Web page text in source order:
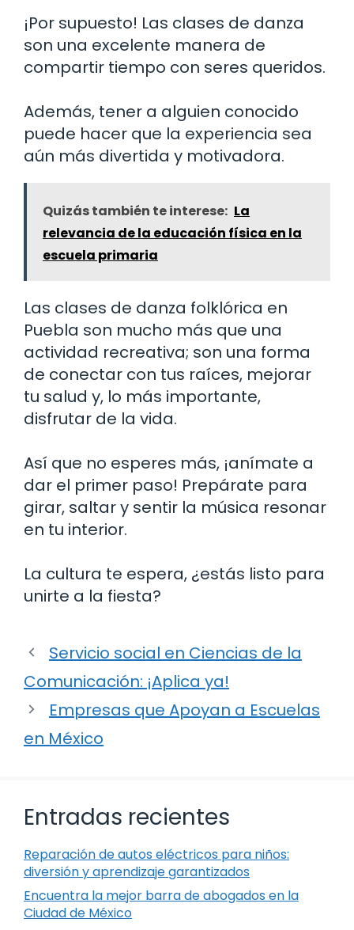
¡Por supuesto! Las clases de danza
son una excelente manera de
compartir tiempo con seres queridos.
Además, tener a alguien conocido
puede hacer que la experiencia sea
aún más divertida y motivadora.
Quizás también te interese: La
relevancia de la educación física en la
escuela primaria
Las clases de danza folklórica en
Puebla son mucho más que una
actividad recreativa; son una forma
de conectar con tus raíces, mejorar
tu salud y, lo más importante,
disfrutar de la vida.
Así que no esperes más, ¡anímate a
dar el primer paso! Prepárate para
girar, saltar y sentir la música resonar
en tu interior.
La cultura te espera, ¿estás listo para
unirte a la fiesta?
Servicio social en Ciencias de la
Comunicación: ¡Aplica ya!
Empresas que Apoyan a Escuelas
en México
Entradas recientes
Reparación de autos eléctricos para niños:
diversión y aprendizaje garantizados
Encuentra la mejor barra de abogados en la
Ciudad de México